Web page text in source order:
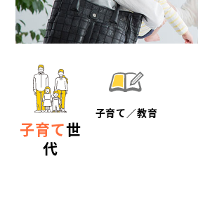
子育て世
代
子育て／教育